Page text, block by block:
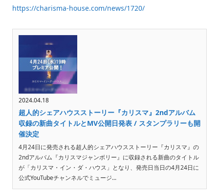
https://charisma-house.com/news/1720/
2024.04.18
超人的シェアハウスストーリー『カリスマ』2ndアルバム
収録の新曲タイトルとMV公開日発表 / スタンプラリーも開
催決定
4月24日に発売される超人的シェアハウスストーリー『カリスマ』の
2ndアルバム『カリスマジャンボリー』に収録される新曲のタイトル
が「カリスマ・イン・ダ・ハウス」となり、発売日当日の4月24日に
公式YouTubeチャンネルでミュージ...